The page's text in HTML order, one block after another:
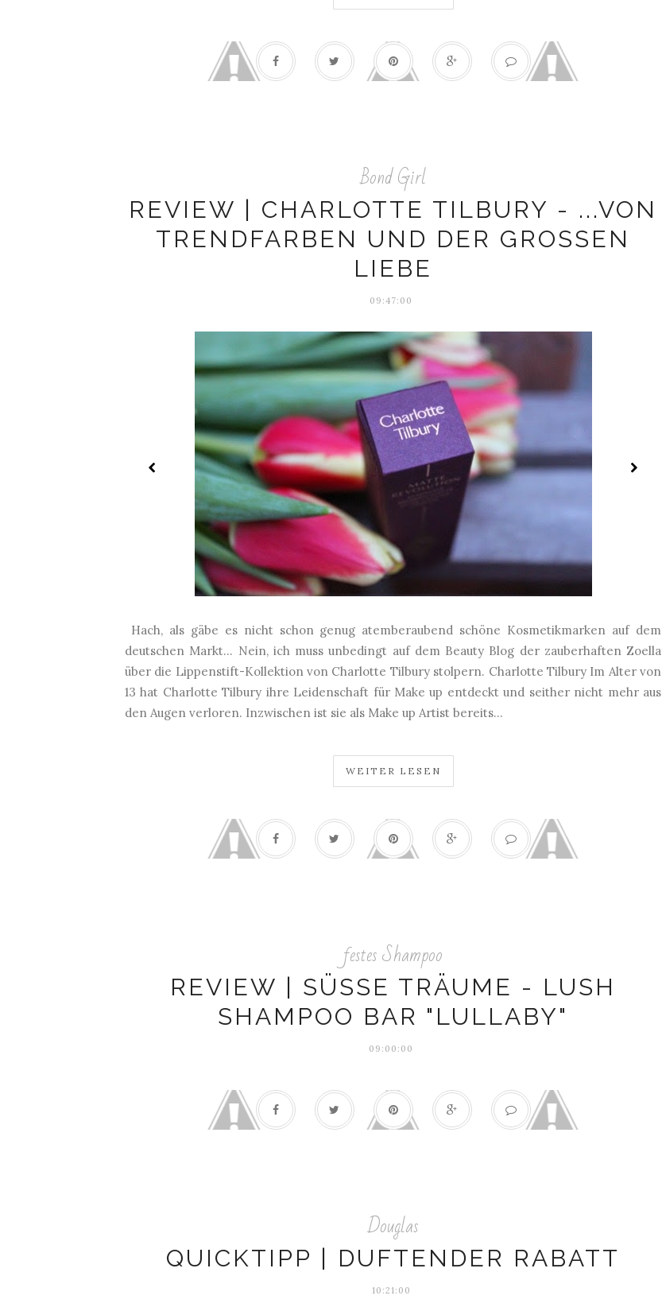
Bond Girl
REVIEW | CHARLOTTE TILBURY - ...VON
TRENDFARBEN UND DER GROSSEN L
IEBE
09:47:00
Hach, als gäbe es nicht schon genug atemberaubend schöne Kosmetikmarken auf dem
deutschen Markt... Nein, ich muss unbedingt auf dem Beauty Blog der zauberhaften Zoella
über die Lippenstift-Kollektion von Charlotte Tilbury stolpern. Charlotte Tilbury Im Alter von
13 hat Charlotte Tilbury ihre Leidenschaft für Make up entdeckt und seither nicht mehr aus
den Augen verloren. Inzwischen ist sie als Make up Artist bereits...
WEITER LESEN
festes Shampoo
REVIEW | SÜSSE TRÄUME - LUSH S
HAMPOO BAR "LULLABY"
09:00:00
Douglas
QUICKTIPP | DUFTENDER RABATT
10:21:00